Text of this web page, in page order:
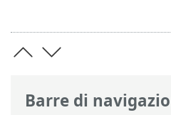
Barre di